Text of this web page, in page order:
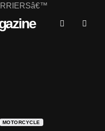
MOTORCYCLE